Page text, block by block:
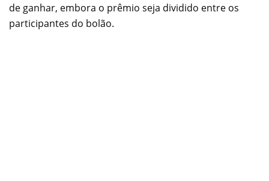
de ganhar, embora o prêmio seja dividido entre os
participantes do bolão.